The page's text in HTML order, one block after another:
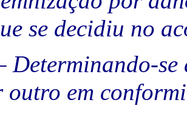
se decidiu no
Determinando-
outro em